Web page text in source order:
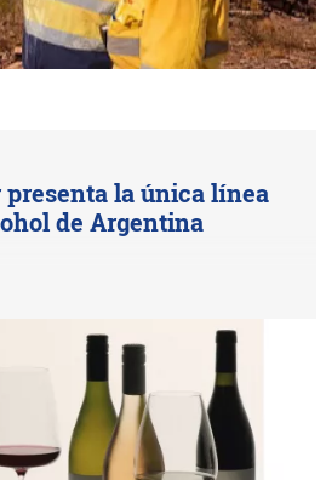
la única línea
de Argentina